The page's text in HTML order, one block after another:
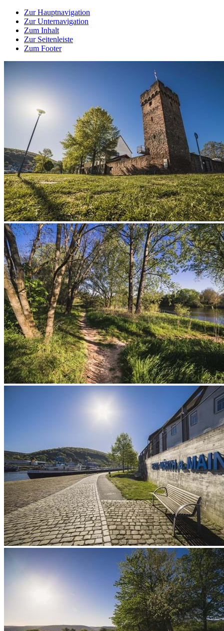
Zur Hauptnavigation
Zur Unternavigation
Zum Inhalt
Zur Seitenleiste
Zum Footer